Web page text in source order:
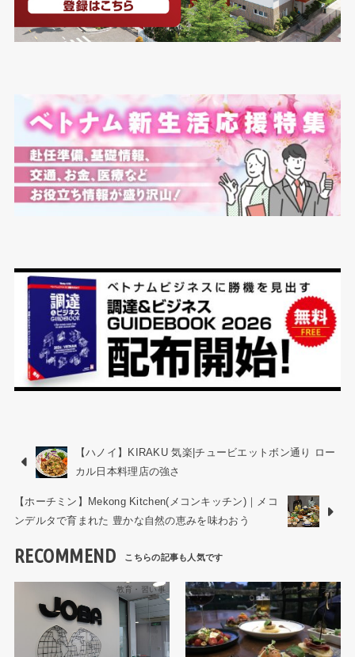
【ハノイ】KIRAKU 気楽|チュービエットボン通り ロー
カル日本料理店の強さ
【ホーチミン】Mekong Kitchen(メコンキッチン)｜メコ
ンデルタで育まれた 豊かな自然の恵みを味わおう
RECOMMEND
教育・習い事 ハノイレストラン